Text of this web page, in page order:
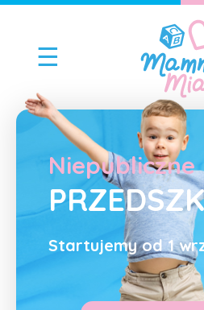
☰
Niepubliczne
Startujemy od 1